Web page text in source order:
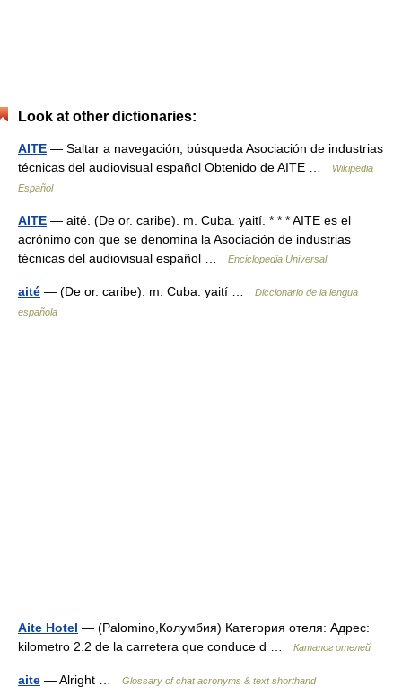
Look at other dictionaries:
AITE — Saltar a navegación, búsqueda Asociación de industrias
técnicas del audiovisual español Obtenido de AITE …
Wikipedia
Español
AITE — aité. (De or. caribe). m. Cuba. yaití. * * * AITE es el
acrónimo con que se denomina la Asociación de industrias
técnicas del audiovisual español …
Enciclopedia Universal
aité — (De or. caribe). m. Cuba. yaití …
Diccionario de la lengua
española
Aite Hotel — (Palomino,Колумбия) Категория отеля: Адрес:
kilometro 2.2 de la carretera que conduce d …
Каталог отелей
aite — Alright … Glossary of chat acronyms & text shorthand